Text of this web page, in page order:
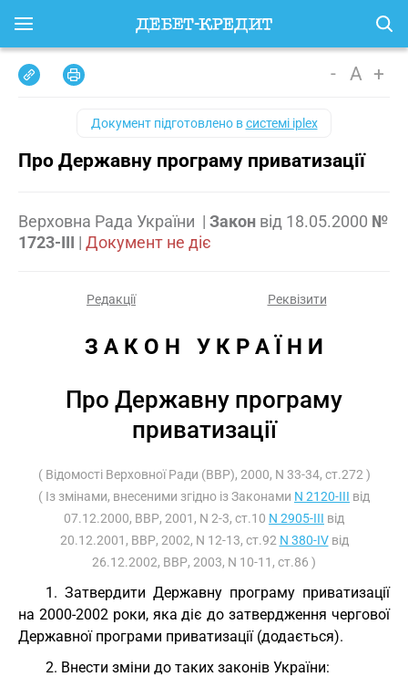
- A +
Документ підготовлено всистемі iplex
Про Державну програму приватизації
Верховна Рада України | Закон від 18.05.2000 №
1723-III | Документ не діє
Редакції Реквізити
З А К О Н   У К Р А Ї Н И
Про Державну програму
приватизації
( Відомості Верховної Ради (ВВР), 2000, N 33-34, ст.272 )
( Із змінами, внесеними згідно із Законами N 2120-III від
07.12.2000, ВВР, 2001, N 2-3, ст.10 N 2905-III від
20.12.2001, ВВР, 2002, N 12-13, ст.92 N 380-IVвід
26.12.2002, ВВР, 2003, N 10-11, ст.86 )
1. Затвердити Державну програму приватизації
на 2000-2002 роки, яка діє до затвердження чергової
Державної програми приватизації (додається).
2. Внести зміни до таких законів України: